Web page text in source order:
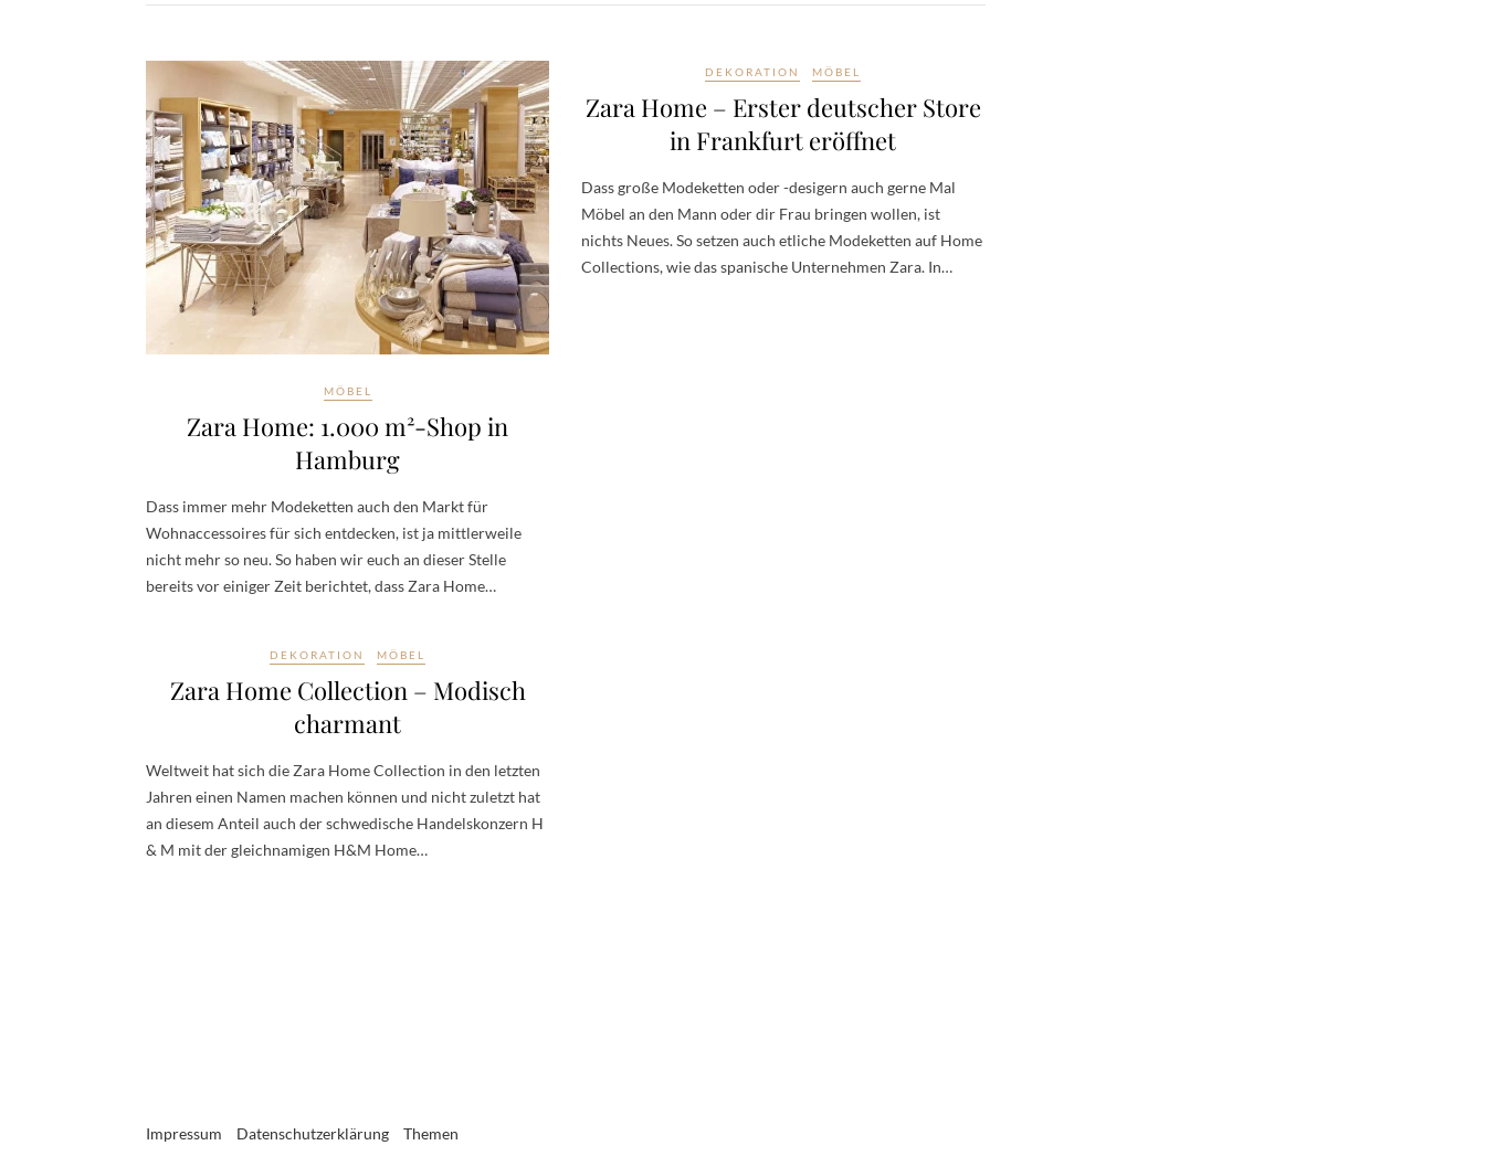
MÖBEL
Zara Home: 1.000 m²-Shop in
Hamburg
Dass immer mehr Modeketten auch den Markt für
Wohnaccessoires für sich entdecken, ist ja mittlerweile
nicht mehr so neu. So haben wir euch an dieser Stelle
bereits vor einiger Zeit berichtet, dass Zara Home…
DEKORATION MÖBEL
Zara Home – Erster deutscher Store
in Frankfurt eröffnet
Dass große Modeketten oder -desigern auch gerne Mal
Möbel an den Mann oder dir Frau bringen wollen, ist
nichts Neues. So setzen auch etliche Modeketten auf Home
Collections, wie das spanische Unternehmen Zara. In…
DEKORATION MÖBEL
Zara Home Collection – Modisch
charmant
Weltweit hat sich die Zara Home Collection in den letzten
Jahren einen Namen machen können und nicht zuletzt hat
an diesem Anteil auch der schwedische Handelskonzern H
& M mit der gleichnamigen H&M Home…
Impressum Datenschutzerklärung Themen